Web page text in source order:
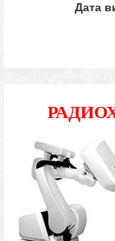
Дата